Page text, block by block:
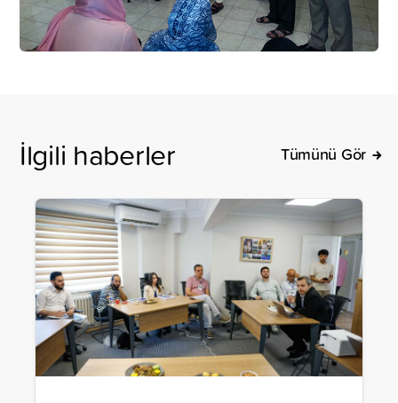
İlgili haberler Tümünü Gör